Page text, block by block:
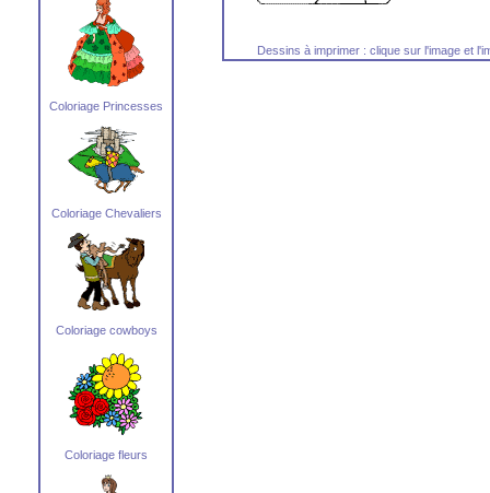
Coloriage Princesses
Coloriage Chevaliers
Coloriage cowboys
Coloriage fleurs
Dessins à imprimer : clique sur l'image et